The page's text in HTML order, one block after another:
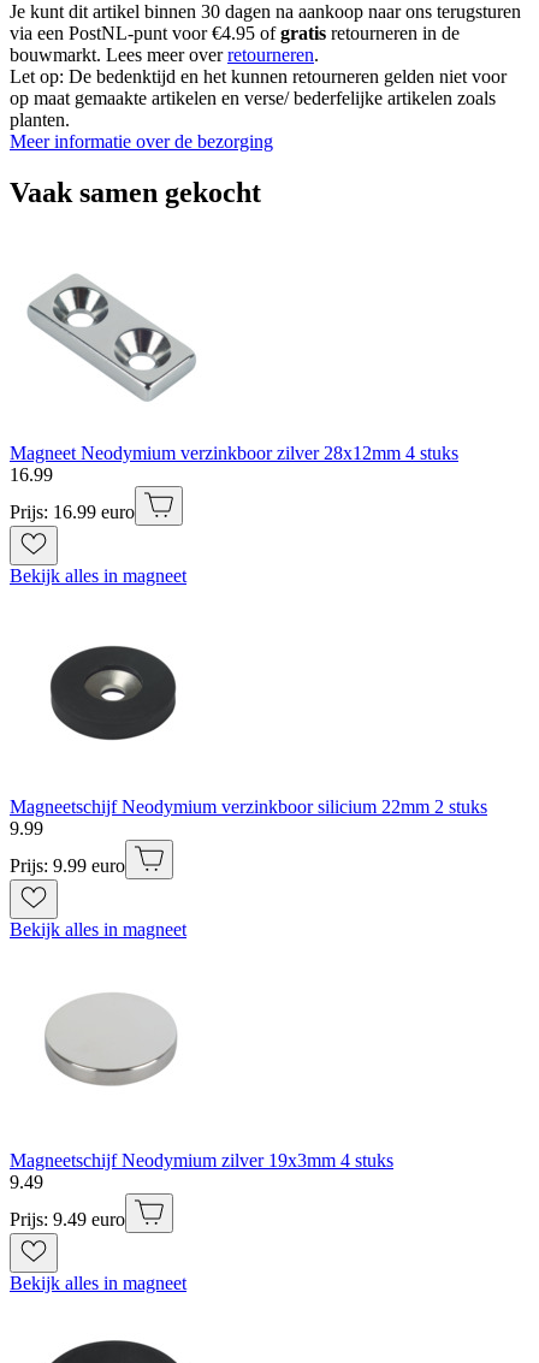
Je kunt dit artikel binnen 30 dagen na aankoop naar ons terugsturen
via een PostNL-punt voor €4.95 ofgratis retourneren in de
bouwmarkt. Lees meer overretourneren.
Let op: De bedenktijd en het kunnen retourneren gelden niet voor
op maat gemaakte artikelen en verse/ bederfelijke artikelen zoals
planten.
Meer informatie over de bezorging
Vaak samen gekocht
Magneet Neodymium verzinkboor zilver 28x12mm 4 stuks
16.99
Prijs: 16.99 euro
Bekijk alles in magneet
Magneetschijf Neodymium verzinkboor silicium 22mm 2 stuks
9.99
Prijs: 9.99 euro
Bekijk alles in magneet
Magneetschijf Neodymium zilver 19x3mm 4 stuks
9.49
Prijs: 9.49 euro
Bekijk alles in magneet